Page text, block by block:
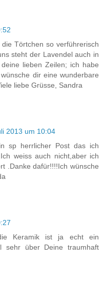
Törtchen so verführerisch
steht der Lavendel auch in
lieben Zeilen; ich habe
dir eine wunderbare
liebe Grüsse, Sandra
2013 um 10:04
sp herrlicher Post das ich
weiss auch nicht,aber ich
.Danke dafür!!!!Ich wünsche
Keramik ist ja echt ein
sehr über Deine traumhaft